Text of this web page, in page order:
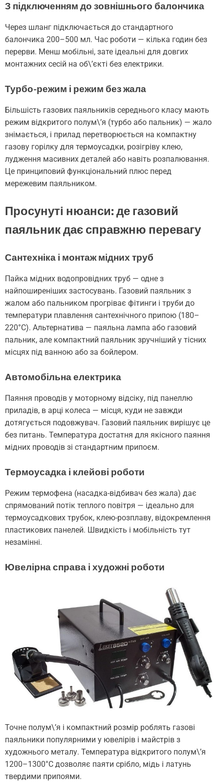
З підключенням до зовнішнього балончика
Через шланг підключається до стандартного
балончика 200–500 мл. Час роботи — кілька годин без
перерви. Менш мобільні, зате ідеальні для довгих
монтажних сесій на об\’єкті без електрики.
Турбо-режим і режим без жала
Більшість газових паяльників середнього класу мають
режим відкритого полум\’я (турбо або пальник) — жало
знімається, і прилад перетворюється на компактну
газову горілку для термоусадки, розігріву клею,
лудження масивних деталей або навіть розпалювання.
Це принциповий функціональний плюс перед
мережевим паяльником.
Просунуті нюанси: де газовий
паяльник дає справжню перевагу
Сантехніка і монтаж мідних труб
Пайка мідних водопровідних труб — одне з
найпоширеніших застосувань. Газовий паяльник з
жалом або пальником прогріває фітинги і труби до
температури плавлення сантехнічного припою (180–
220°C). Альтернатива — паяльна лампа або газовий
пальник, але компактний паяльник зручніший у тісних
місцях під ванною або за бойлером.
Автомобільна електрика
Паяння проводів у моторному відсіку, під панеллю
приладів, в арці колеса — місця, куди не завжди
дотягується подовжувач. Газовий паяльник вирішує це
без питань. Температура достатня для якісного паяння
мідних проводів зі стандартним припоєм.
Термоусадка і клейові роботи
Режим термофена (насадка-відбивач без жала) дає
спрямований потік теплого повітря — ідеально для
термоусадкових трубок, клею-розплаву, відокремлення
пластикових панелей. Швидкість і мобільність тут
незамінні.
Ювелірна справа і художні роботи
Точне полум\’я і компактний розмір роблять газові
паяльники популярними у ювелірів і майстрів з
художнього металу. Температура відкритого полум\’я
1200–1300°C дозволяє паяти срібло, мідь і латунь
твердими припоями.